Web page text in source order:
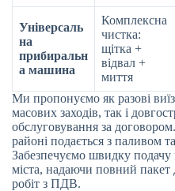
Універсаль
на
прибиральн
а машина
Комплексна
чистка:
щітка +
відвал +
миття
Ми пропонуємо як разові
масових заходів, так і
обслуговування за
районі подається з паливом
Забезпечуємо швидку
міста, надаючи повний пакет
робіт з ПДВ.